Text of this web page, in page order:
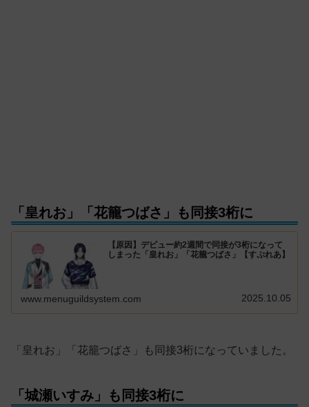
「皇れお」「花籠つばさ」も同接3桁に
【原因】デビュー約2週間で同接が3桁になって
しまった「皇れお」「花籠つばさ」【すぷれあ】
www.menuguildsystem.com 2025.10.05
「皇れお」「花籠つばさ」も同接3桁になっていました。
「城瀬いすみ」も同接3桁に